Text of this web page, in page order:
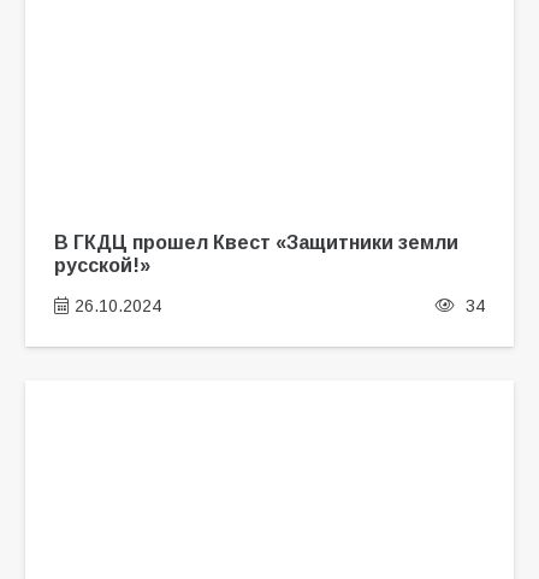
В ГКДЦ прошел Квест «Защитники земли
русской!»
26.10.2024 34